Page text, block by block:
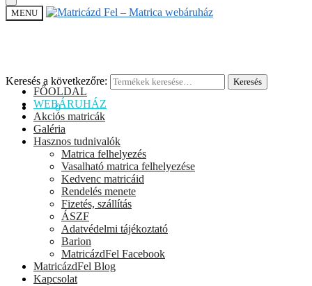
MENU
Keresés a következőre: Keresés
0Ft 0
FŐOLDAL
WEBÁRUHÁZ
Akciós matricák
Galéria
Hasznos tudnivalók
Matrica felhelyezés
Vasalható matrica felhelyezése
Kedvenc matricáid
Rendelés menete
Fizetés, szállítás
ÁSZF
Adatvédelmi tájékoztató
Barion
MatricázdFel Facebook
MatricázdFel Blog
Kapcsolat